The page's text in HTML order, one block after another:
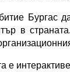
Бургас
в
е